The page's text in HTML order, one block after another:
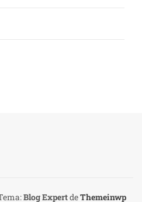
Blog ExpertdeThemeinwp